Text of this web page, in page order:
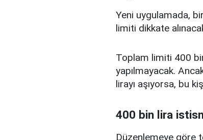
Yeni uygulamada,
limiti dikkate
Toplam limiti 400
yapılmayacak.
lirayı aşıyorsa, bu
400 bin lira
Düzenlemeye göre